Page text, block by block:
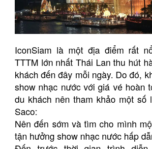
IconSiam là một địa điểm rất
TTTM lớn nhất Thái Lan thu hút
khách đến đây mỗi ngày. Do đó,
show nhạc nước với giá vé hoàn
du khách nên tham khảo một số
Saco:
Nên đến sớm và tìm cho mình
tận hưởng show nhạc nước hấp